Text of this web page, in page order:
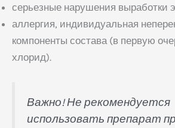
серьезные нарушения выработки
аллергия, индивидуальная
компоненты состава (в первую
хлорид).
Важно! Не рекомендуется
использовать препарат